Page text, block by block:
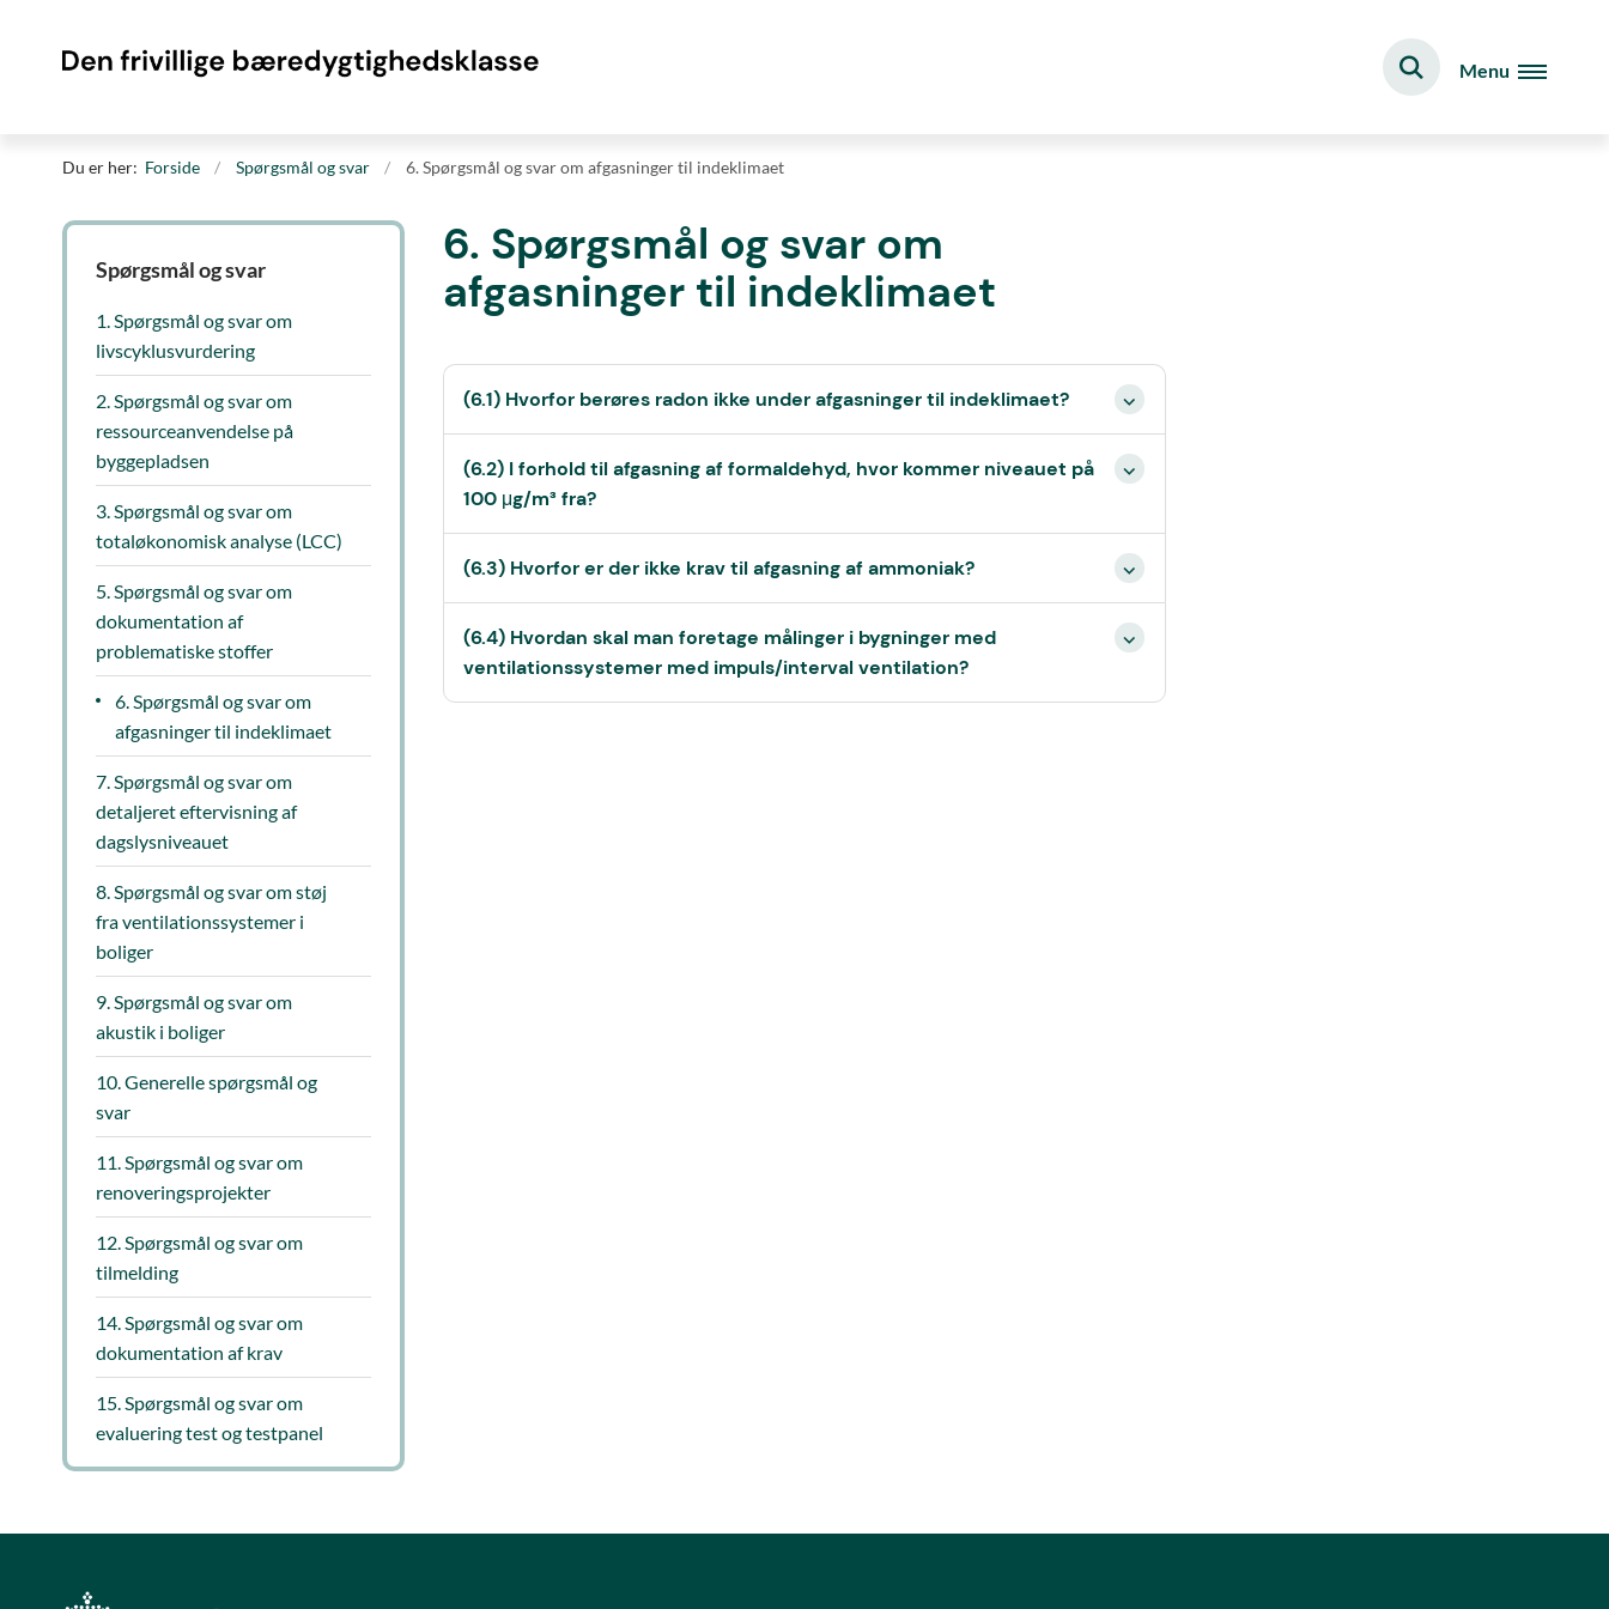
Menu
Du er her: Forside Spørgsmål og svar 6. Spørgsmål og svar om afgasninger til indeklimaet
Spørgsmål og svar
1. Spørgsmål og svar om
livscyklusvurdering
2. Spørgsmål og svar om
ressourceanvendelse på
byggepladsen
3. Spørgsmål og svar om
totaløkonomisk analyse (LCC)
5. Spørgsmål og svar om
dokumentation af
problematiske stoffer
6. Spørgsmål og svar om
afgasninger til indeklimaet
7. Spørgsmål og svar om
detaljeret eftervisning af
dagslysniveauet
8. Spørgsmål og svar om støj
fra ventilationssystemer i
boliger
9. Spørgsmål og svar om
akustik i boliger
10. Generelle spørgsmål og
svar
11. Spørgsmål og svar om
renoveringsprojekter
12. Spørgsmål og svar om
tilmelding
14. Spørgsmål og svar om
dokumentation af krav
15. Spørgsmål og svar om
evaluering test og testpanel
6. Spørgsmål og svar om
afgasninger til indeklimaet
(6.1) Hvorfor berøres radon ikke under afgasninger til indeklimaet?
(6.2) I forhold til afgasning af formaldehyd, hvor kommer niveauet på
100 μg/m³ fra?
(6.3) Hvorfor er der ikke krav til afgasning af ammoniak?
(6.4) Hvordan skal man foretage målinger i bygninger med
ventilationssystemer med impuls/interval ventilation?